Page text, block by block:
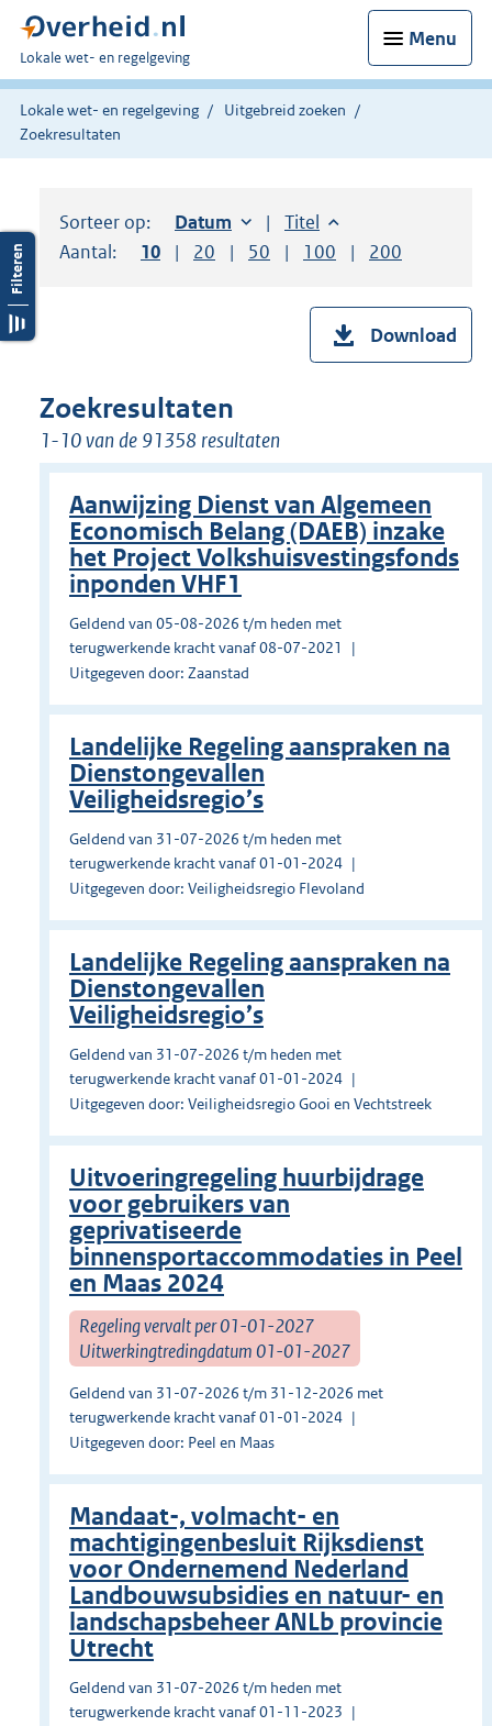
Menu
U
bent
hier:
Lokale wet- en regelgeving
Lokale wet- en regelgeving
Uitgebreid zoeken
Zoekresultaten
Sorteer op: Sorteer op:
Datum oplopendSorteer op:
Titel oplopend
Aantal:
Toon
10 resultaten per pagina
Toon
20 resultaten per pagina
Toon
50 resultaten per pagina
Toon
100 resultaten per
Toon
200
Download
Zoekresultaten
1-10 van de 91358 resultaten
Aanwijzing Dienst van Algemeen
Economisch Belang (DAEB) inzake
het Project Volkshuisvestingsfonds
inponden VHF1
Geldend van 05-08-2026 t/m heden met
terugwerkende kracht vanaf 08-07-2021
Uitgegeven door: Zaanstad
Landelijke Regeling aanspraken na
Dienstongevallen
Veiligheidsregio’s
Geldend van 31-07-2026 t/m heden met
terugwerkende kracht vanaf 01-01-2024
Uitgegeven door: Veiligheidsregio Flevoland
Landelijke Regeling aanspraken na
Dienstongevallen
Veiligheidsregio’s
Geldend van 31-07-2026 t/m heden met
terugwerkende kracht vanaf 01-01-2024
Uitgegeven door: Veiligheidsregio Gooi en Vechtstreek
Uitvoeringregeling huurbijdrage
voor gebruikers van
geprivatiseerde
binnensportaccommodaties in Peel
en Maas 2024
Regeling vervalt per 01-01-2027
Uitwerkingtredingdatum 01-01-2027
Geldend van 31-07-2026 t/m 31-12-2026 met
terugwerkende kracht vanaf 01-01-2024
Uitgegeven door: Peel en Maas
Mandaat-, volmacht- en
machtigingenbesluit Rijksdienst
voor Ondernemend Nederland
Landbouwsubsidies en natuur- en
landschapsbeheer ANLb provincie
Utrecht
Geldend van 31-07-2026 t/m heden met
terugwerkende kracht vanaf 01-11-2023